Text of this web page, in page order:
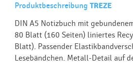
Produktbeschreibung TREZE
DIN A5 Notizbuch mit
80 Blatt (160 Seiten) liniertes
Blatt). Passender
Lesebändchen. Metall-Detail auf